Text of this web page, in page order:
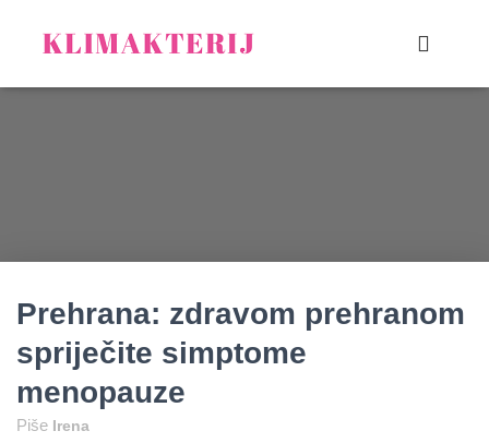
Prehrana: zdravom prehranom
spriječite simptome
menopauze
Piše Irena